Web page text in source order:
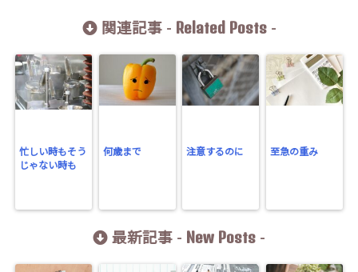
関連記事 - Related Posts-
忙しい時もそう
じゃない時も
何歳まで 注意するのに 至急の重み
最新記事 - New Posts -